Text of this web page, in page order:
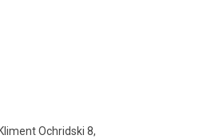
Ochridski 8,